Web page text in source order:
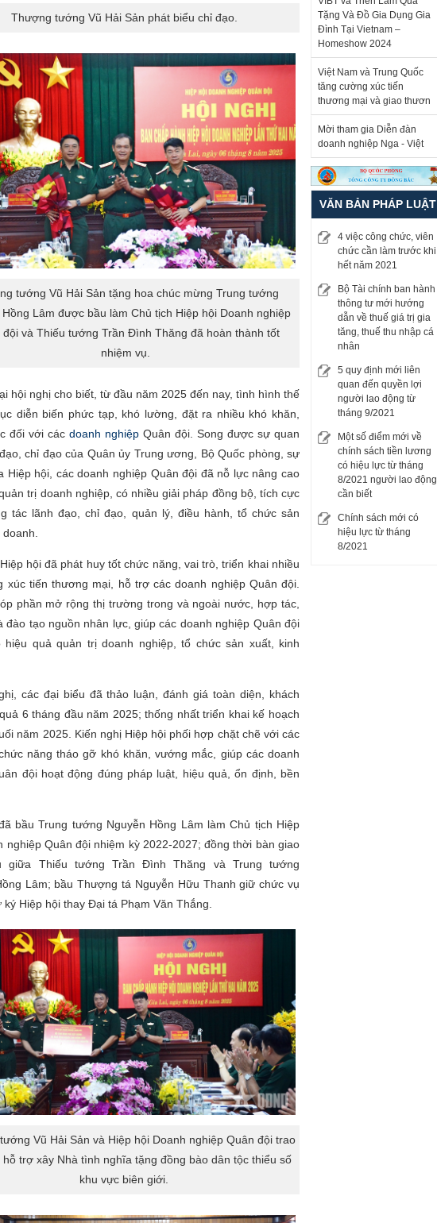
Thượng tướng Vũ Hải Sản phát biểu chỉ đạo.
tướng Vũ Hải Sản tặng hoa chúc mừng Trung tướng
Hồng Lâm được bầu làm Chủ tịch Hiệp hội Doanh nghiệp
đội và Thiếu tướng Trần Đình Thăng đã hoàn thành tốt
nhiệm vụ.
hội nghị cho biết, từ đầu năm 2025 đến nay, tình hình thế
diễn biến phức tạp, khó lường, đặt ra nhiều khó khăn,
đối với các doanh nghiệp Quân đội. Song được sự quan
chỉ đạo của Quân ủy Trung ương, Bộ Quốc phòng, sự
Hiệp hội, các doanh nghiệp Quân đội đã nỗ lực nâng cao
trị doanh nghiệp, có nhiều giải pháp đồng bộ, tích cực
tác lãnh đạo, chỉ đạo, quản lý, điều hành, tổ chức sản
hội đã phát huy tốt chức năng, vai trò, triển khai nhiều
xúc tiến thương mại, hỗ trợ các doanh nghiệp Quân đội.
phần mở rộng thị trường trong và ngoài nước, hợp tác,
đào tạo nguồn nhân lực, giúp các doanh nghiệp Quân đội
hiệu quả quản trị doanh nghiệp, tổ chức sản xuất, kinh
các đại biểu đã thảo luận, đánh giá toàn diện, khách
6 tháng đầu năm 2025; thống nhất triển khai kế hoạch
năm 2025. Kiến nghị Hiệp hội phối hợp chặt chẽ với các
năng tháo gỡ khó khăn, vướng mắc, giúp các doanh
đội hoạt động đúng pháp luật, hiệu quả, ổn định, bền
bầu Trung tướng Nguyễn Hồng Lâm làm Chủ tịch Hiệp
nghiệp Quân đội nhiệm kỳ 2022-2027; đồng thời bàn giao
giữa Thiếu tướng Trần Đình Thăng và Trung tướng
Lâm; bầu Thượng tá Nguyễn Hữu Thanh giữ chức vụ
Hiệp hội thay Đại tá Phạm Văn Thắng.
Vũ Hải Sản và Hiệp hội Doanh nghiệp Quân đội trao
hỗ trợ xây Nhà tình nghĩa tặng đồng bào dân tộc thiểu số
khu vực biên giới.
Tặng Và Đồ Gia Dụng Gia
Đình Tại Vietnam –
Homeshow 2024
Việt Nam và Trung Quốc
tăng cường xúc tiến
thương mại và giao thươn
Mời tham gia Diễn đàn
doanh nghiệp Nga - Việt
VĂN BẢN PHÁP LUẬT
4 việc công chức, viên
chức cần làm trước khi
hết năm 2021
Bộ Tài chính ban hành
thông tư mới hướng
dẫn về thuế giá trị gia
tăng, thuế thu nhập cá
nhân
5 quy định mới liên
quan đến quyền lợi
người lao động từ
tháng 9/2021
Một số điểm mới về
chính sách tiền lương
có hiệu lực từ tháng
8/2021 người lao động
cần biết
Chính sách mới có
hiệu lực từ tháng
8/2021
199200201202203204205206 207208